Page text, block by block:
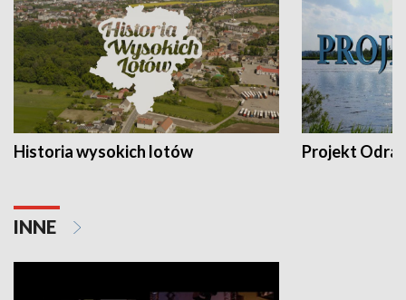
Historia wysokich lotów Projekt Odra
INNE